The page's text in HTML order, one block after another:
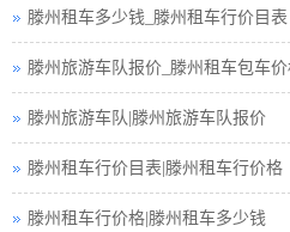
滕州旅游小车小车
滕州租车接送小车
滕州汽车租赁中巴
滕州租车行小车
滕州小车租赁公司
滕州租车多少钱_滕州租车行价目表
滕州旅游车队报价_滕州租车包车
滕州旅游车队|滕州旅游车队报价
滕州租车行价目表|滕州租车行价格
滕州租车行价格|滕州租车多少钱